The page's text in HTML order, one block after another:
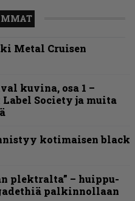
Metal Cruisen
kuvina, osa 1 –
Label Society ja muita
kotimaisen black
plektralta” – huippu-
palkinnollaan